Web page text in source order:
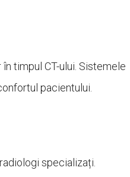
timpul CT-ului. Sistemele
pacientului.
specializați.